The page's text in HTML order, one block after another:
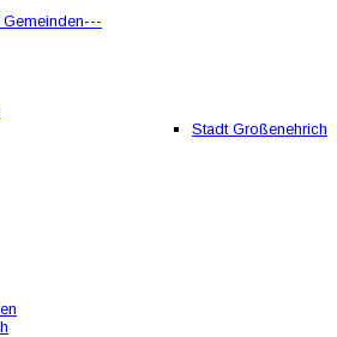
Stadt Großenehrich